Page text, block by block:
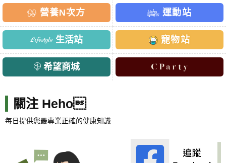
營養N次方 運動站
生活站 寵物站
希望商城
關注 Heho
每日提供您最專業正確的健康知識